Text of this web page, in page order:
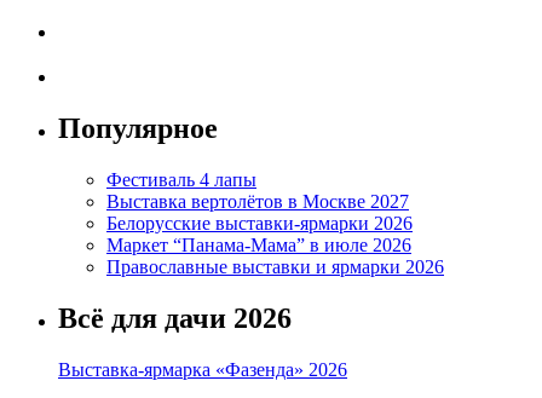
Популярное
Фестиваль 4 лапы
Выставка вертолётов в Москве 2027
Белорусские выставки-ярмарки 2026
Маркет “Панама-Мама” в июле 2026
Православные выставки и ярмарки 2026
Всё для дачи 2026
Выставка-ярмарка «Фазенда» 2026